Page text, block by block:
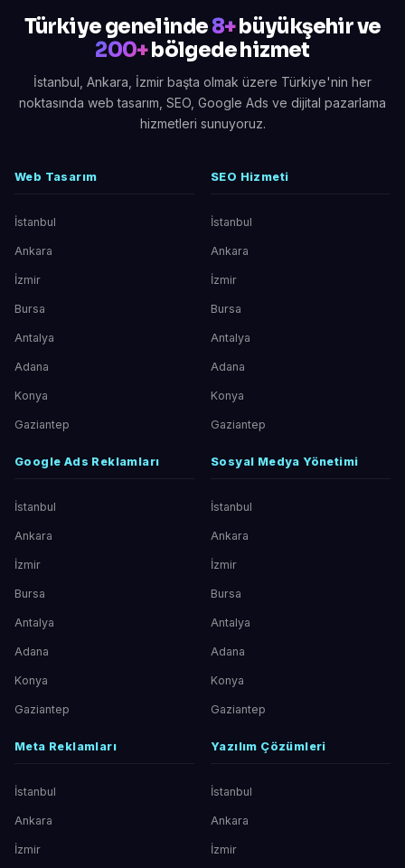
Türkiye genelinde8+büyükşehir ve
200+bölgede hizmet
İstanbul, Ankara, İzmir başta olmak üzere Türkiye'nin her
noktasında web tasarım, SEO, Google Ads ve dijital pazarlama
hizmetleri sunuyoruz.
Web Tasarım
İstanbul
Ankara
İzmir
Bursa
Antalya
Adana
Konya
Gaziantep
SEO Hizmeti
İstanbul
Ankara
İzmir
Bursa
Antalya
Adana
Konya
Gaziantep
Google Ads Reklamları
İstanbul
Ankara
İzmir
Bursa
Antalya
Adana
Konya
Gaziantep
Sosyal Medya Yönetimi
İstanbul
Ankara
İzmir
Bursa
Antalya
Adana
Konya
Gaziantep
Meta Reklamları
İstanbul
Ankara
İzmir
Yazılım Çözümleri
İstanbul
Ankara
İzmir